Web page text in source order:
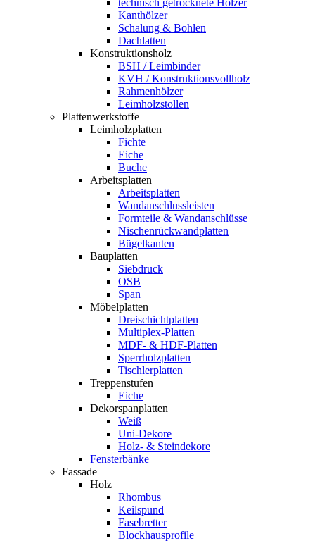
Kanthölzer
Schalung & Bohlen
Dachlatten
Konstruktionsholz
BSH / Leimbinder
KVH / Konstruktionsvollholz
Rahmenhölzer
Leimholzstollen
Plattenwerkstoffe
Leimholzplatten
Fichte
Eiche
Buche
Arbeitsplatten
Arbeitsplatten
Wandanschlussleisten
Formteile & Wandanschlüsse
Nischenrückwandplatten
Bügelkanten
Bauplatten
Siebdruck
OSB
Span
Möbelplatten
Dreischichtplatten
Multiplex-Platten
MDF- & HDF-Platten
Sperrholzplatten
Tischlerplatten
Treppenstufen
Eiche
Dekorspanplatten
Weiß
Uni-Dekore
Holz- & Steindekore
Fensterbänke
Fassade
Holz
Rhombus
Keilspund
Fasebretter
Blockhausprofile